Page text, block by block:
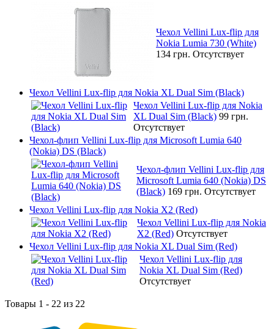
Чехол Vellini Lux-flip для
Nokia Lumia 730 (White)
134 грн. Отсутствует
Чехол Vellini Lux-flip для Nokia XL Dual Sim (Black)
Чехол Vellini Lux-flip для Nokia
XL Dual Sim (Black) 99 грн.
Отсутствует
Чехол-флип Vellini Lux-flip для Microsoft Lumia 640
(Nokia) DS (Black)
Чехол-флип Vellini Lux-flip для
Microsoft Lumia 640 (Nokia) DS
(Black) 169 грн. Отсутствует
Чехол Vellini Lux-flip для Nokia X2 (Red)
Чехол Vellini Lux-flip для Nokia
X2 (Red) Отсутствует
Чехол Vellini Lux-flip для Nokia XL Dual Sim (Red)
Чехол Vellini Lux-flip для
Nokia XL Dual Sim (Red)
Отсутствует
Товары 1 - 22 из 22